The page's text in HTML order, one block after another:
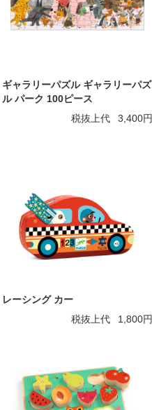
ギャラリーパズル ギャラリーパズ
ル パーク 100ピース
税抜上代
3,400円
レーシング カー
税抜上代
1,800円